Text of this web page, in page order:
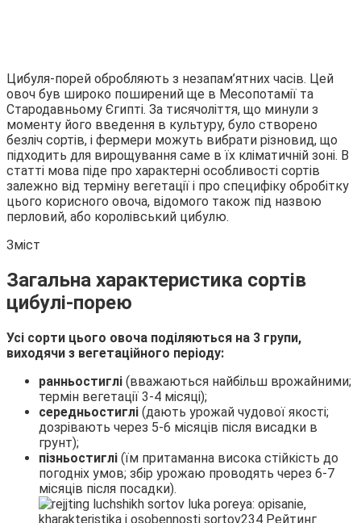
Цибуля-порей обробляють з незапам’ятних часів. Цей
овоч був широко поширений ще в Месопотамії та
Стародавньому Єгипті. За тисячоліття, що минули з
моменту його введення в культуру, було створено
безліч сортів, і фермери можуть вибрати різновид, що
підходить для вирощування саме в їх кліматичній зоні. В
статті мова піде про характерні особливості сортів
залежно від терміну вегетації і про специфіку обробітку
цього корисного овоча, відомого також під назвою
перловий, або королівський цибулю.
Зміст
Загальна характеристика сортів
цибулі-порею
Усі сорти цього овоча поділяються на 3 групи,
виходячи з вегетаційного періоду:
ранньостиглі (вважаються найбільш врожайними;
термін вегетації 3-4 місяці);
середньостиглі (дають урожай чудової якості;
дозрівають через 5-6 місяців після висадки в
грунт);
пізньостиглі (їм притаманна висока стійкість до
погодніх умов; збір урожаю проводять через 6-7
місяців після посадки).